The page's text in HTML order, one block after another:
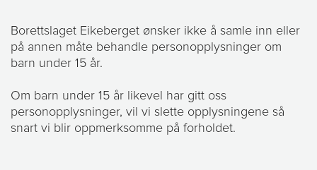
Borettslaget Eikeberget ønsker ikke å samle inn eller
på annen måte behandle personopplysninger om
barn under 15 år.
Om barn under 15 år likevel har gitt oss
personopplysninger, vil vi slette opplysningene så
snart vi blir oppmerksomme på forholdet.